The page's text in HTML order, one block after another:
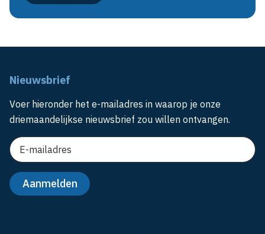
Nieuwsbrief
Voer hieronder het e-mailadres in waarop je onze
driemaandelijkse nieuwsbrief zou willen ontvangen.